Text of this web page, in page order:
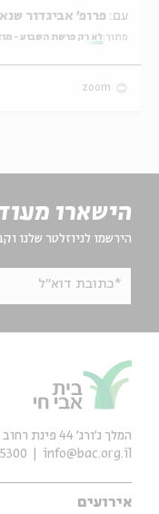
עם:
מתוך: לא רק פרשת השבוע -
zoom
הישארו
הירשמו לניוזלטר שלנו
*כתובת דוא"ל
אירועים
המלך ג'ורג' 44 פינת רחוב קק״ל, ירושלים
info@bac.org.il